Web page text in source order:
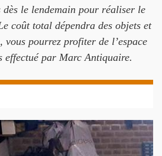
dès le lendemain pour réaliser le
coût total dépendra des objets et
vous pourrez profiter de l’espace
effectué par Marc Antiquaire.